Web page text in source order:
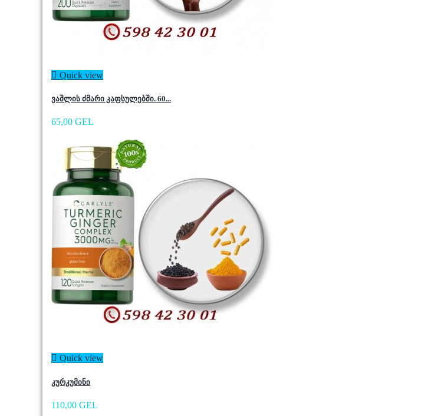
 Quick view
ვაშლის ძმარი კაფსულებში. 60...
65,00 GEL
 Quick view
კურკუმინი
110,00 GEL